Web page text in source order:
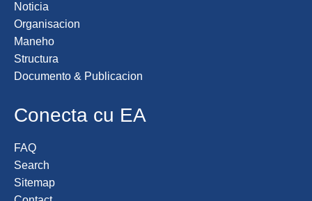
Noticia
Organisacion
Maneho
Structura
Documento & Publicacion
Conecta cu EA
FAQ
Search
Sitemap